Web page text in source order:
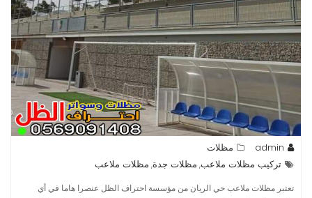
admin
مظلات
تركيب مظلات ملاعب, مظلات جدة, مظلات ملاعب
تعتبر مظلات ملاعب حي الريان من مؤسسة احتراف الظل عنصرا هاما في أي